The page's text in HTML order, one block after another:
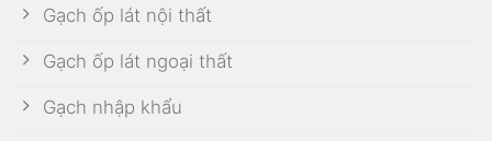
Gạch ốp lát nội thất
Gạch ốp lát ngoại thất
Gạch nhập khẩu